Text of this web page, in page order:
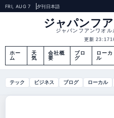
FRI, AUG 7 夕刊日本語
ジャパンフ
ジャパンフアンワオ
更新 23:17
ホー
ム
天
気
会社概
要
ブロ
グ
ローカ
ル
テック ビジネス ブログ ローカル